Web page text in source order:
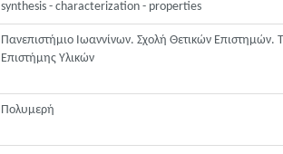
synthesis - characterization - properties
Πανεπιστήμιο Ιωαννίνων. Σχολή Θετικών
Επιστήμης Υλικών
Πολυμερή